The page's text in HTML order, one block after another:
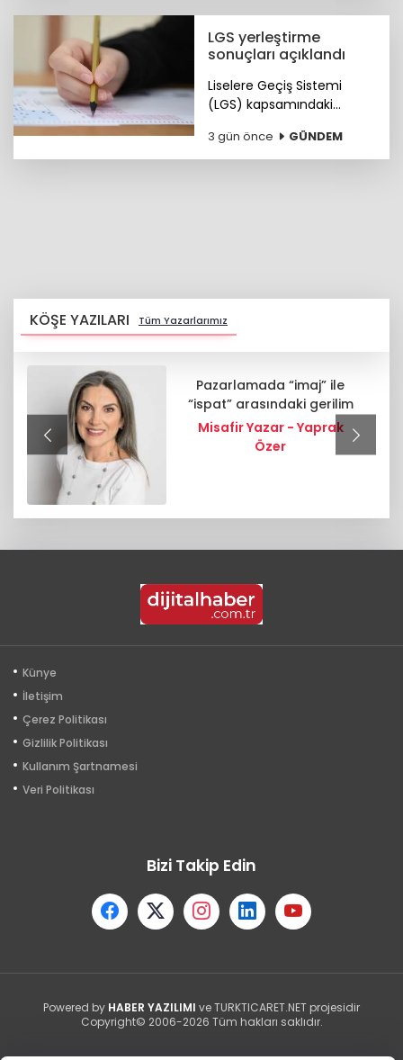
LGS yerleştirme
sonuçları açıklandı
Liselere Geçiş Sistemi
(LGS) kapsamındaki
"www.meb.gov.tr"
adresinden erişime açıldı.
3 gün önce GÜNDEM
KÖŞE YAZILARI Tüm Yazarlarımız
Pazarlamada “imaj” ile
“ispat” arasındaki gerilim
Misafir Yazar - Yaprak
Özer
Künye
İletişim
Çerez Politikası
Gizlilik Politikası
Kullanım Şartnamesi
Veri Politikası
Bizi Takip Edin
Powered by HABER YAZILIMI ve TURKTICARET.NET projesidir
Copyright© 2006-2026 Tüm hakları saklıdır.